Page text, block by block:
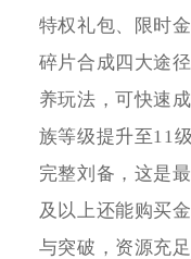
特权礼包、限时
碎片合成四大途
养玩法，可快速
族等级提升至11
完整刘备，这是
及以上还能购买
与突破，资源充